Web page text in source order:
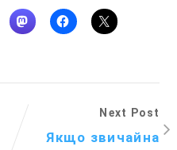
Next Post
Якщо звичайна